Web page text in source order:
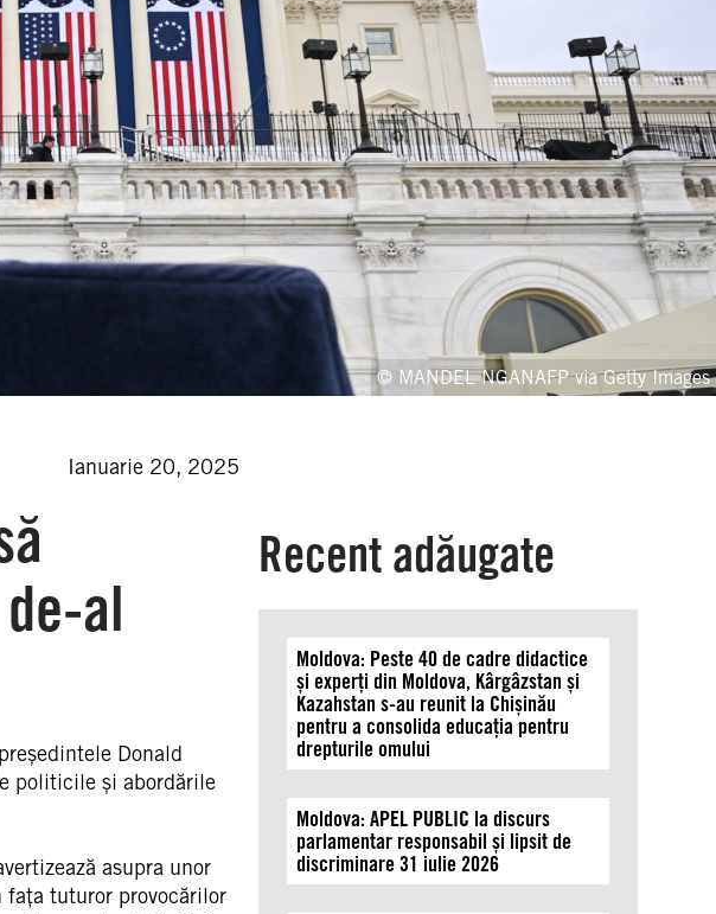
© MANDEL NGANAFP via Getty Images
Ianuarie 20, 2025
al
Donald
politicile și abordările
asupra unor
tuturor provocărilor
Recent adăugate
Moldova: Peste 40 de cadre didactice
și experți din Moldova, Kârgâzstan și
Kazahstan s-au reunit la Chișinău
pentru a consolida educația pentru
drepturile omului
Moldova: APEL PUBLIC la discurs
parlamentar responsabil și lipsit de
discriminare 31 iulie 2026